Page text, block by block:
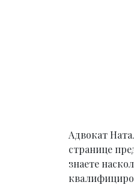
Адвокат
странице
знаете